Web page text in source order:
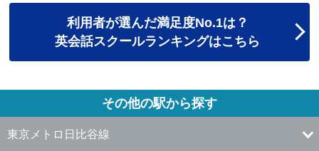
利用者が選んだ満足度No.1は？
英会話スクールランキングはこちら
その他の駅から探す
東京メトロ日比谷線